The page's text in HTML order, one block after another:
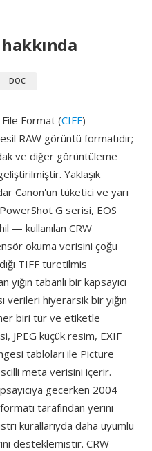
DOC
Format (CIFF)
RAW görüntü formatıdır;
ve diğer görüntüleme
Yaklaşık
Canon'un tüketici ve yarı
G serisi, EOS
— kullanılan CRW
okuma verisini çoğu
TIFF turetilmis
tabanlı bir kapsayıcı
verileri hiyerarsik bir yığın
biri tür ve etiketle
JPEG küçük resim, EXIF
tabloları ile Picture
meta verisini içerir.
gecerken 2004
tarafından yerini
kurallariyda daha uyumlu
desteklemistir. CRW